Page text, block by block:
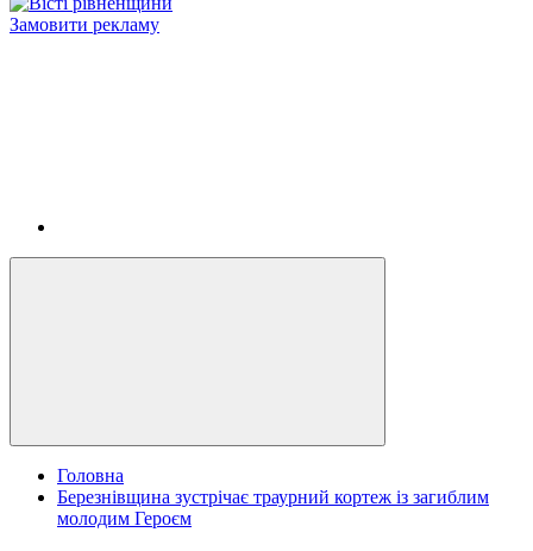
Замовити рекламу
Головна
Березнівщина зустрічає траурний кортеж із загиблим
молодим Героєм